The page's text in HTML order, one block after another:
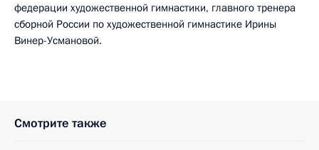
федерации художественной гимнастики, главного тренера
сборной России по художественной гимнастике Ирины
Винер-Усмановой.
Смотрите также